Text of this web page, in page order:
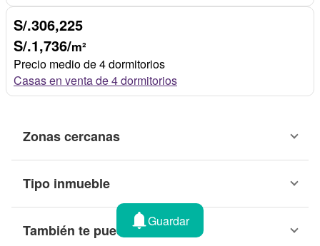
S/.306,225
S/.1,736/m²
Precio medio de 4 dormitorios
Casas en venta de 4 dormitorios
Zonas cercanas
Tipo inmueble
También te puede interesar
Guardar